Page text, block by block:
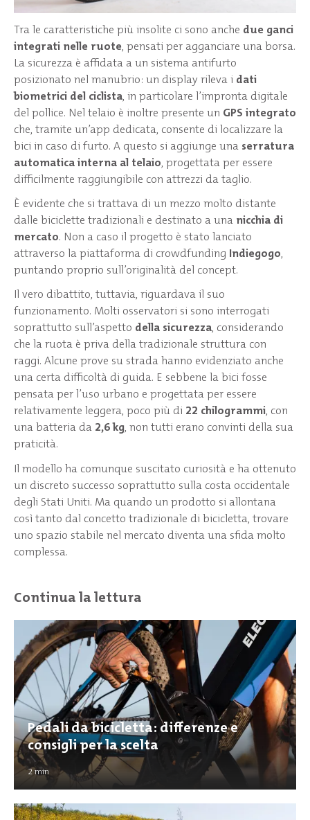
Tra le caratteristiche più insolite ci sono anche due ganci
integrati nelle ruote, pensati per agganciare una borsa.
La sicurezza è affidata a un sistema antifurto
posizionato nel manubrio: un display rileva i dati
biometrici del ciclista, in particolare l’impronta digitale
del pollice. Nel telaio è inoltre presente un GPS integrato
che, tramite un’app dedicata, consente di localizzare la
bici in caso di furto. A questo si aggiunge una serratura
automatica interna al telaio, progettata per essere
difficilmente raggiungibile con attrezzi da taglio.
È evidente che si trattava di un mezzo molto distante
dalle biciclette tradizionali e destinato a una nicchia di
mercato. Non a caso il progetto è stato lanciato
attraverso la piattaforma di crowdfunding Indiegogo,
puntando proprio sull’originalità del concept.
Il vero dibattito, tuttavia, riguardava il suo
funzionamento. Molti osservatori si sono interrogati
soprattutto sull’aspetto della sicurezza, considerando
che la ruota è priva della tradizionale struttura con
raggi. Alcune prove su strada hanno evidenziato anche
una certa difficoltà di guida. E sebbene la bici fosse
pensata per l’uso urbano e progettata per essere
relativamente leggera, poco più di 22 chilogrammi, con
una batteria da 2,6 kg, non tutti erano convinti della sua
praticità.
Il modello ha comunque suscitato curiosità e ha ottenuto
un discreto successo soprattutto sulla costa occidentale
degli Stati Uniti. Ma quando un prodotto si allontana
così tanto dal concetto tradizionale di bicicletta, trovare
uno spazio stabile nel mercato diventa una sfida molto
complessa.
Continua la lettura
Pedali da bicicletta: differenze e
consigli per la scelta
2min